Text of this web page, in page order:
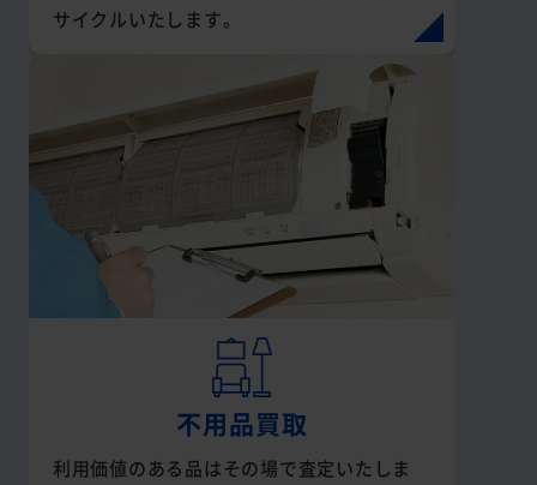
サイクルいたします。
不用品買取
利用価値のある品はその場で査定いたしま